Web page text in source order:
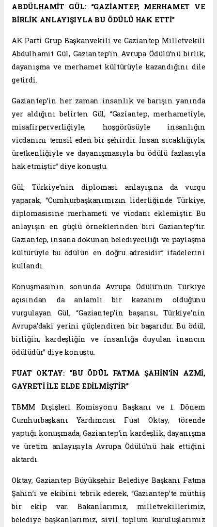
ABDÜLHAMİT GÜL: “GAZİANTEP, MERHAMET VE
BİRLİK ANLAYIŞIYLA BU ÖDÜLÜ HAK ETTİ”
AK Parti Grup Başkanvekili ve Gaziantep Milletvekili
Abdulhamit Gül, Gaziantep’in Avrupa Ödülü’nü birlik,
dayanışma ve merhamet kültürüyle kazandığını dile
getirdi.
Gaziantep’in her zaman insanlık ve barışın yanında
yer aldığını belirten Gül, “Gaziantep, merhametiyle,
misafirperverliğiyle, hoşgörüsüyle insanlığın
vicdanını temsil eden bir şehirdir. İnsan sıcaklığıyla,
üretkenliğiyle ve dayanışmasıyla bu ödülü fazlasıyla
hak etmiştir” diye konuştu.
Gül, Türkiye’nin diplomasi anlayışına da vurgu
yaparak, “Cumhurbaşkanımızın liderliğinde Türkiye,
diplomasisine merhameti ve vicdanı eklemiştir. Bu
anlayışın en güçlü örneklerinden biri Gaziantep’tir.
Gaziantep, insana dokunan belediyeciliği ve paylaşma
kültürüyle bu ödülün en doğru adresidir” ifadelerini
kullandı.
Konuşmasının sonunda Avrupa Ödülü’nün Türkiye
açısından da anlamlı bir kazanım olduğunu
vurgulayan Gül, “Gaziantep’in başarısı, Türkiye’nin
Avrupa’daki yerini güçlendiren bir başarıdır. Bu ödül,
birliğin, kardeşliğin ve insanlığa duyulan inancın
ödülüdür” diye konuştu.
FUAT OKTAY: “BU ÖDÜL FATMA ŞAHİN’İN AZMİ,
GAYRETİ İLE ELDE EDİLMİŞTİR”
TBMM Dışişleri Komisyonu Başkanı ve 1. Dönem
Cumhurbaşkanı Yardımcısı Fuat Oktay, törende
yaptığı konuşmada, Gaziantep’in kardeşlik, dayanışma
ve üretim anlayışıyla Avrupa Ödülü’nü hak ettiğini
aktardı.
Oktay, Gaziantep Büyükşehir Belediye Başkanı Fatma
Şahin’i ve ekibini tebrik ederek, “Gaziantep’te müthiş
bir ekip var. Bakanlarımız, milletvekillerimiz,
belediye başkanlarımız, sivil toplum kuruluşlarımız